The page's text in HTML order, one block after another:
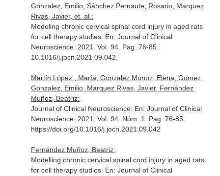
Gonzalez, Emilio, Sánchez Pernaute, Rosario, Marquez
Rivas, Javier, et. al.:
Modeling chronic cervical spinal cord injury in aged rats
for cell therapy studies. En: Journal of Clinical
Neuroscience. 2021. Vol. 94. Pag. 76-85.
10.1016/j.jocn.2021.09.042.
Martín López , María, Gonzalez Munoz, Elena, Gomez
Gonzalez, Emilio, Marquez Rivas, Javier, Fernández
Muñoz, Beatriz:
Journal of Clinical Neuroscience. En: Journal of Clinical
Neuroscience. 2021. Vol. 94. Núm. 1. Pag. 76-85.
https://doi.org/10.1016/j.jocn.2021.09.042
Fernández Muñoz, Beatriz:
Modelling chronic cervical spinal cord injury in aged rats
for cell therapy studies. En: Journal of Clinical